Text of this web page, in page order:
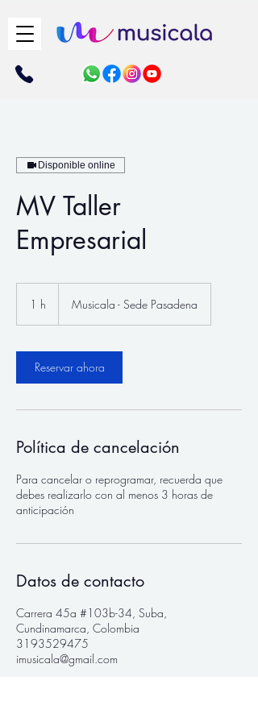
Disponible online
MV Taller
Empresarial
1 h Musicala - Sede Pasadena
Reservar ahora
Política de cancelación
Para cancelar o reprogramar, recuerda que
debes realizarlo con al menos 3 horas de
anticipación
Datos de contacto
Carrera 45a #103b-34, Suba,
Cundinamarca, Colombia
3193529475
imusicala@gmail.com